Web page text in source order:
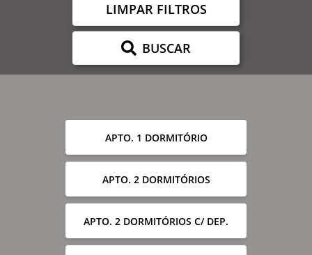
LIMPAR FILTROS
BUSCAR
APTO. 1 DORMITÓRIO
APTO. 2 DORMITÓRIOS
APTO. 2 DORMITÓRIOS C/ DEP.